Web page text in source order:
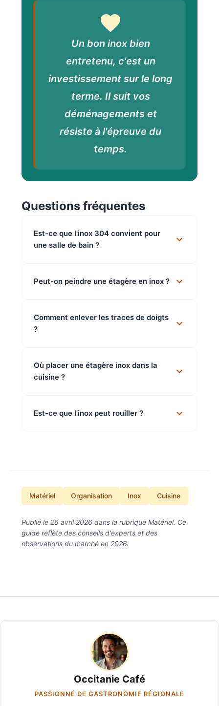
Un bon inox bien
entretenu, c'est un
investissement sur le long
terme. Il suit vos
déménagements et
résiste à l'épreuve du
temps.
Questions fréquentes
Est-ce que l'inox 304 convient pour
une salle de bain ?
Peut-on peindre une étagère en inox ?
Comment enlever les traces de doigts
?
Où placer une étagère inox dans la
cuisine ?
Est-ce que l'inox peut rouiller ?
Matériel Organisation Inox Cuisine
Publié le 26 avril 2026 dans la rubrique Matériel. Ce
guide reflète des conseils d'experts et des
observations du marché en 2026.
Occitanie Café
PASSIONNÉ DE GASTRONOMIE RÉGIONALE